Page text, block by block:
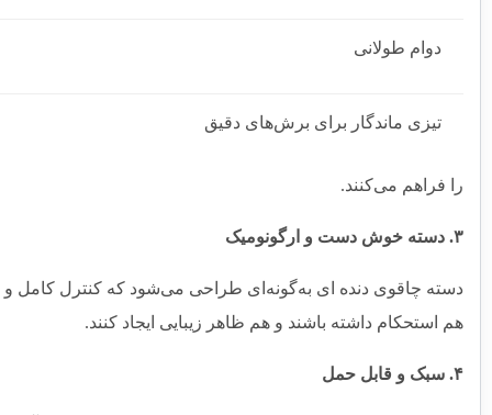
دوام طولانی
تیزی ماندگار برای برش‌های دقیق
را فراهم می‌کنند.
۳. دسته خوش‌ دست و ارگونومیک
دسته چاقوی دنده‌ ای به‌گونه‌ای طراحی می‌شود که کنترل کامل و
هم استحکام داشته باشند و هم ظاهر زیبایی ایجاد کنند.
۴. سبک و قابل حمل